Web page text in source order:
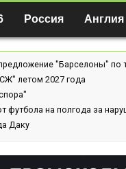
Россия Англия
"Барселоны" по
летом 2027 года
футбола на полгода за
Даку